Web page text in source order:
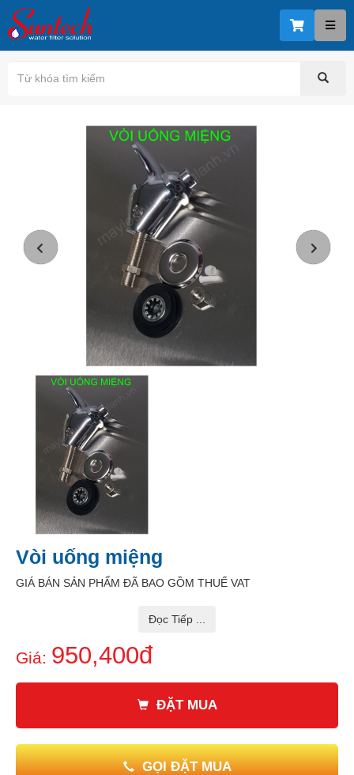
Vòi uống miệng
GIÁ BÁN SẢN PHẨM ĐÃ BAO GỒM THUẾ VAT
Đọc Tiếp ...
Giá: 950,400đ
ĐẶT MUA
GỌI ĐẶT MUA